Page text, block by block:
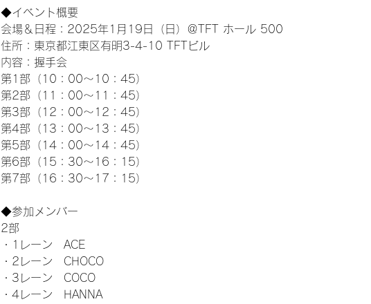
◆イベント概要
会場＆日程：2025年1月19日（日）＠TFT ホール 500
住所：東京都江東区有明3-4-10 TFTビル
内容：握手会
第1部（10：00～10：45）
第2部（11：00～11：45）
第3部（12：00～12：45）
第4部（13：00～13：45）
第5部（14：00～14：45）
第6部（15：30～16：15）
第7部（16：30～17：15）
◆参加メンバー
2部
・1レーン　ACE
・2レーン　CHOCO
・3レーン　COCO
・4レーン　HANNA